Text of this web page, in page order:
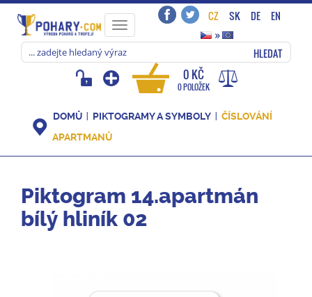
Toggle
navigation
CZ SK DE
EN
»
HLEDAT
0 KČ
0 POLOŽEK
DOMŮ PIKTOGRAMY A SYMBOLY
ČÍSLOVÁNÍ
APARTMANŮ
Piktogram 14.apartmán
bílý hliník 02